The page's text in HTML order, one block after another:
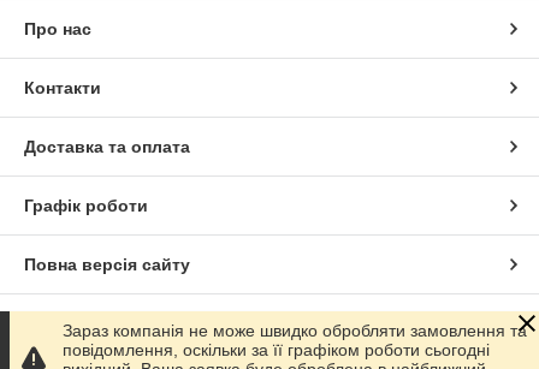
Про нас
Контакти
Доставка та оплата
Графік роботи
Повна версія сайту
Сайт створено на маркетплейсі Prom.ua
Зараз компанія не може швидко обробляти замовлення та
повідомлення, оскільки за її графіком роботи сьогодні